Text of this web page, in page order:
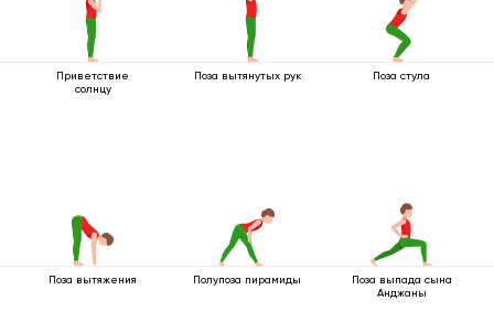
Приветствие
солнцу
Поза вытянутых рук Поза стула
Поза вытяжения Полупоза пирамиды
Поза выпада сына
Анджаны